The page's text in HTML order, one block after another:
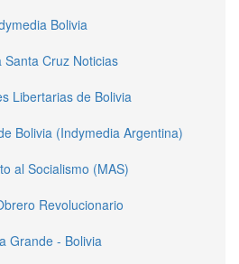
Bolivia
Santa Cruz Noticias
Libertarias de Bolivia
Bolivia (Indymedia Argentina)
al Socialismo (MAS)
Revolucionario
Grande - Bolivia